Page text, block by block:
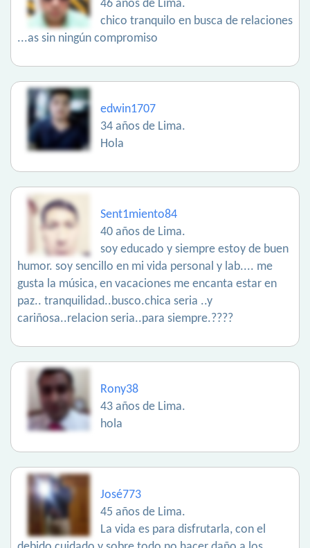
46 años de Lima.
chico tranquilo en busca de relaciones
...as sin ningún compromiso
edwin1707
34 años de Lima.
Hola
Sent1miento84
40 años de Lima.
soy educado y siempre estoy de buen
humor. soy sencillo en mi vida personal y lab.... me
gusta la música, en vacaciones me encanta estar en
paz.. tranquilidad..busco.chica seria ..y
cariñosa..relacion seria..para siempre.????
Rony38
43 años de Lima.
hola
José773
45 años de Lima.
La vida es para disfrutarla, con el